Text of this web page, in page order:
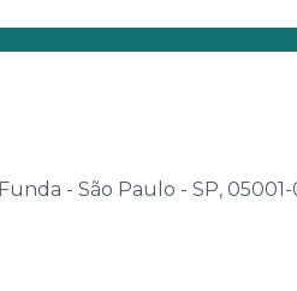
de ensino
- São Paulo - SP,